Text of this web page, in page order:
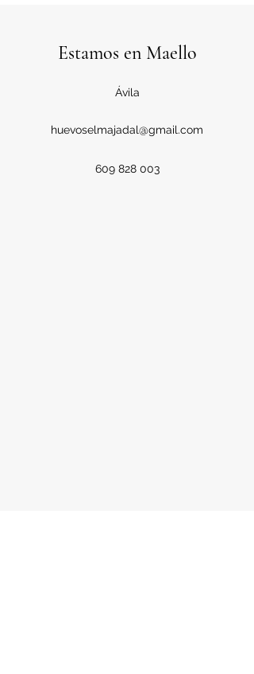
Estamos en Maello
Ávila
huevoselmajadal@gmail.com
609 828 003